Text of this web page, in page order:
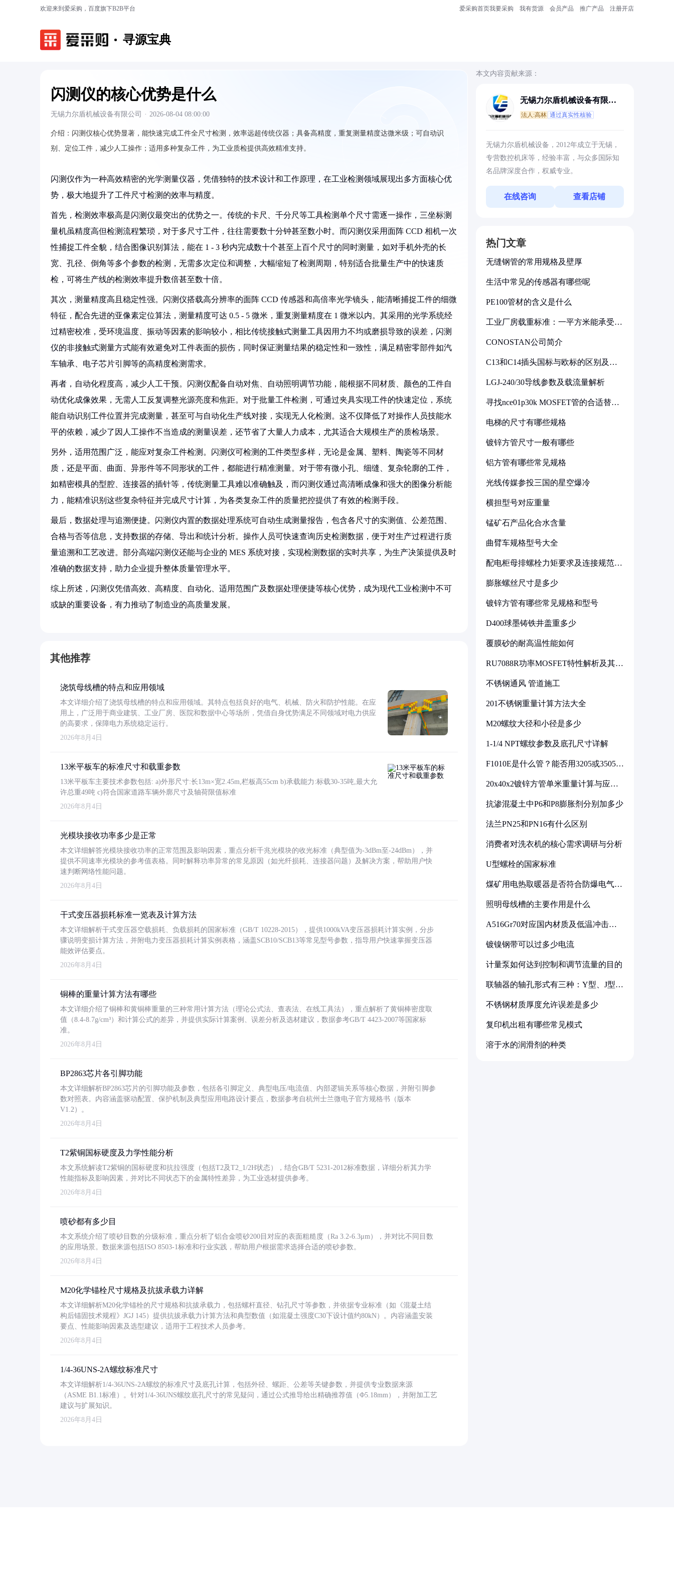
欢迎来到爱采购，百度旗下B2B平台 爱采购首页我要采购 我有货源 会员产品 推广产品 注册开店
寻源宝典
闪测仪的核心优势是什么
无锡力尔盾机械设备有限公司 · 2026-08-04 08:00:00
介绍： 闪测仪核心优势显著，能快速完成工件全尺寸检测，效率远超传统仪器；具备高精度，重复测量精度达微米级；可自动识
别、定位工件，减少人工操作；适用多种复杂工件，为工业质检提供高效精准支持。
闪测仪作为一种高效精密的光学测量仪器，凭借独特的技术设计和工作原理，在工业检测领域展现出多方面核心优
势，极大地提升了工件尺寸检测的效率与精度。​
首先，检测效率极高是闪测仪最突出的优势之一。传统的卡尺、千分尺等工具检测单个尺寸需逐一操作，三坐标测
量机虽精度高但检测流程繁琐，对于多尺寸工件，往往需要数十分钟甚至数小时。而闪测仪采用面阵 CCD 相机一次
性捕捉工件全貌，结合图像识别算法，能在 1 - 3 秒内完成数十个甚至上百个尺寸的同时测量，如对手机外壳的长
宽、孔径、倒角等多个参数的检测，无需多次定位和调整，大幅缩短了检测周期，特别适合批量生产中的快速质
检，可将生产线的检测效率提升数倍甚至数十倍。​
其次，测量精度高且稳定性强。闪测仪搭载高分辨率的面阵 CCD 传感器和高倍率光学镜头，能清晰捕捉工件的细微
特征，配合先进的亚像素定位算法，测量精度可达 0.5 - 5 微米，重复测量精度在 1 微米以内。其采用的光学系统经
过精密校准，受环境温度、振动等因素的影响较小，相比传统接触式测量工具因用力不均或磨损导致的误差，闪测
仪的非接触式测量方式能有效避免对工件表面的损伤，同时保证测量结果的稳定性和一致性，满足精密零部件如汽
车轴承、电子芯片引脚等的高精度检测需求。​
再者，自动化程度高，减少人工干预。闪测仪配备自动对焦、自动照明调节功能，能根据不同材质、颜色的工件自
动优化成像效果，无需人工反复调整光源亮度和焦距。对于批量工件检测，可通过夹具实现工件的快速定位，系统
能自动识别工件位置并完成测量，甚至可与自动化生产线对接，实现无人化检测。这不仅降低了对操作人员技能水
平的依赖，减少了因人工操作不当造成的测量误差，还节省了大量人力成本，尤其适合大规模生产的质检场景。​
另外，适用范围广泛，能应对复杂工件检测。闪测仪可检测的工件类型多样，无论是金属、塑料、陶瓷等不同材
质，还是平面、曲面、异形件等不同形状的工件，都能进行精准测量。对于带有微小孔、细缝、复杂轮廓的工件，
如精密模具的型腔、连接器的插针等，传统测量工具难以准确触及，而闪测仪通过高清晰成像和强大的图像分析能
力，能精准识别这些复杂特征并完成尺寸计算，为各类复杂工件的质量把控提供了有效的检测手段。​
最后，数据处理与追溯便捷。闪测仪内置的数据处理系统可自动生成测量报告，包含各尺寸的实测值、公差范围、
合格与否等信息，支持数据的存储、导出和统计分析。操作人员可快速查询历史检测数据，便于对生产过程进行质
量追溯和工艺改进。部分高端闪测仪还能与企业的 MES 系统对接，实现检测数据的实时共享，为生产决策提供及时
准确的数据支持，助力企业提升整体质量管理水平。​
综上所述，闪测仪凭借高效、高精度、自动化、适用范围广及数据处理便捷等核心优势，成为现代工业检测中不可
或缺的重要设备，有力推动了制造业的高质量发展。
其他推荐
浇筑母线槽的特点和应用领域
本文详细介绍了浇筑母线槽的特点和应用领域。其特点包括良好的电气、机械、防火和防护性能。在应
用上，广泛用于商业建筑、工业厂房、医院和数据中心等场所，凭借自身优势满足不同领域对电力供应
的高要求，保障电力系统稳定运行。
2026年8月4日
13米平板车的标准尺寸和载重参数
13米平板车主要技术参数包括: a)外形尺寸:长13m×宽2.45m,栏板高55cm b)承载能力:标载30-35吨,最大允
许总重49吨 c)符合国家道路车辆外廓尺寸及轴荷限值标准
2026年8月4日
光模块接收功率多少是正常
本文详细解答光模块接收功率的正常范围及影响因素，重点分析千兆光模块的收光标准（典型值为-3dBm至-24dBm），并
提供不同速率光模块的参考值表格。同时解释功率异常的常见原因（如光纤损耗、连接器问题）及解决方案，帮助用户快
速判断网络性能问题。
2026年8月4日
干式变压器损耗标准一览表及计算方法
本文详细解析干式变压器空载损耗、负载损耗的国家标准（GB/T 10228-2015），提供1000kVA变压器损耗计算实例，分步
骤说明变损计算方法，并附电力变压器损耗计算实例表格，涵盖SCB10/SCB13等常见型号参数，指导用户快速掌握变压器
能效评估要点。
2026年8月4日
铜棒的重量计算方法有哪些
本文详细介绍了铜棒和黄铜棒重量的三种常用计算方法（理论公式法、查表法、在线工具法），重点解析了黄铜棒密度取
值（8.4-8.7g/cm³）和计算公式的差异，并提供实际计算案例、误差分析及选材建议，数据参考GB/T 4423-2007等国家标
准。
2026年8月4日
BP2863芯片各引脚功能
本文详细解析BP2863芯片的引脚功能及参数，包括各引脚定义、典型电压/电流值、内部逻辑关系等核心数据，并附引脚参
数对照表。内容涵盖驱动配置、保护机制及典型应用电路设计要点，数据参考自杭州士兰微电子官方规格书（版本
V1.2）。
2026年8月4日
T2紫铜国标硬度及力学性能分析
本文系统解读T2紫铜的国标硬度和抗拉强度（包括T2及T2_1/2H状态），结合GB/T 5231-2012标准数据，详细分析其力学
性能指标及影响因素，并对比不同状态下的金属特性差异，为工业选材提供参考。
2026年8月4日
喷砂都有多少目
本文系统介绍了喷砂目数的分级标准，重点分析了铝合金喷砂200目对应的表面粗糙度（Ra 3.2-6.3μm），并对比不同目数
的应用场景。数据来源包括ISO 8503-1标准和行业实践，帮助用户根据需求选择合适的喷砂参数。
2026年8月4日
M20化学锚栓尺寸规格及抗拔承载力详解
本文详细解析M20化学锚栓的尺寸规格和抗拔承载力，包括螺杆直径、钻孔尺寸等参数，并依据专业标准（如《混凝土结
构后锚固技术规程》JGJ 145）提供抗拔承载力计算方法和典型数值（如混凝土强度C30下设计值约80kN）。内容涵盖安装
要点、性能影响因素及选型建议，适用于工程技术人员参考。
2026年8月4日
1/4-36UNS-2A螺纹标准尺寸
本文详细解析1/4-36UNS-2A螺纹的标准尺寸及底孔计算，包括外径、螺距、公差等关键参数，并提供专业数据来源
（ASME B1.1标准）。针对1/4-36UNS螺纹底孔尺寸的常见疑问，通过公式推导给出精确推荐值（Φ5.18mm），并附加工艺
建议与扩展知识。
2026年8月4日
本文内容贡献来源：
无锡力尔盾机械设备有限公
法人:高林 通过真实性核验
无锡力尔盾机械设备，2012年成立于无锡，
专营数控机床等，经验丰富，与众多国际知
名品牌深度合作，权威专业。
在线咨询 查看店铺
热门文章
无缝钢管的常用规格及壁厚
生活中常见的传感器有哪些呢
PE100管材的含义是什么
工业厂房载重标准：一平方米能承受多
CONOSTAN公司简介
C13和C14插头国标与欧标的区别及其
LGJ-240/30导线参数及载流量解析
寻找nce01p30k MOSFET管的合适替代
电梯的尺寸有哪些规格
镀锌方管尺寸一般有哪些
铝方管有哪些常见规格
光线传媒参投三国的星空爆冷
横担型号对应重量
锰矿石产品化合水含量
曲臂车规格型号大全
配电柜母排螺栓力矩要求及连接规范详
膨胀螺丝尺寸是多少
镀锌方管有哪些常见规格和型号
D400球墨铸铁井盖重多少
覆膜砂的耐高温性能如何
RU7088R功率MOSFET特性解析及其在
不锈钢通风 管道施工
201不锈钢重量计算方法大全
M20螺纹大径和小径是多少
1-1/4 NPT螺纹参数及底孔尺寸详解
F1010E是什么管？能否用3205或3505代
20x40x2镀锌方管单米重量计算与应用
抗渗混凝土中P6和P8膨胀剂分别加多少
法兰PN25和PN16有什么区别
消费者对洗衣机的核心需求调研与分析
U型螺栓的国家标准
煤矿用电热取暖器是否符合防爆电气设
照明母线槽的主要作用是什么
A516Gr70对应国内材质及低温冲击要
镀镍钢带可以过多少电流
计量泵如何达到控制和调节流量的目的
联轴器的轴孔形式有三种：Y型、J型、
不锈钢材质厚度允许误差是多少
复印机出租有哪些常见模式
溶于水的润滑剂的种类